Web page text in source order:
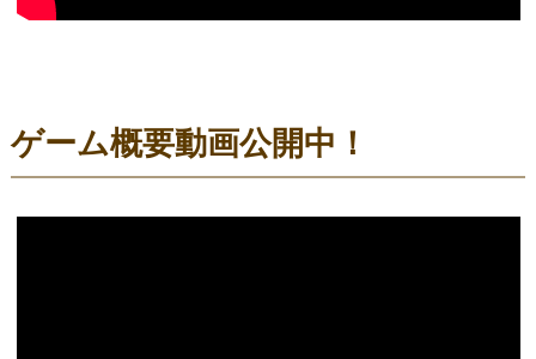
ゲーム概要動画公開中！